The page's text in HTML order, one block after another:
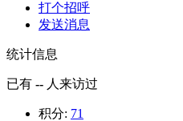
打个招呼
发送消息
统计信息
已有 -- 人来访过
积分: 71